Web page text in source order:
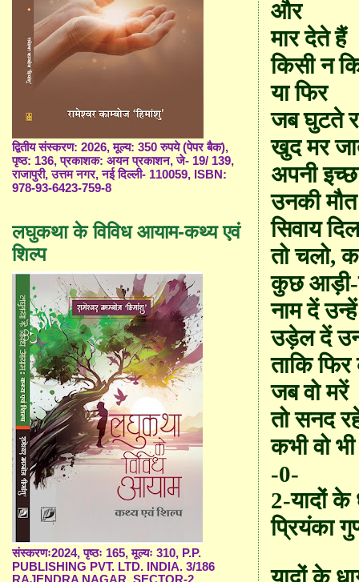
और
मार देते हैं
किसी न
या फिर
जब घुटते
खुद मर
अपनी
उनकी मौत
सिवाय
तो चलो,
कुछ आड़ी-
नाम दें
उड़ेल दें
ताकि
जब वो मरें
तो सनद
कभी वो
-0-
2-यादों के
प्रियंका
द्वितीय संस्करण: 2026, मूल्य: 350 रुपये (पेपर बैक),
पृष्ठ: 136, प्रकाशक: अयन प्रकाशन, जे- 19/ 139,
राजापुरी, उत्तम नगर, नई दिल्ली- 110059, ISBN:
978-93-6423-759-8
लघुकथा के विविध आयाम-कथ्य एवं
शिल्प
संस्करणः2024, पृष्ठः 165, मूल्यः 310, P.P.
PUBLISHING PVT. LTD. INDIA. 3/186